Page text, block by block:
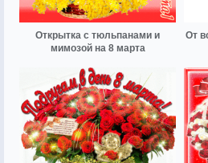
Открытка с тюльпанами и
мимозой на 8 марта
От